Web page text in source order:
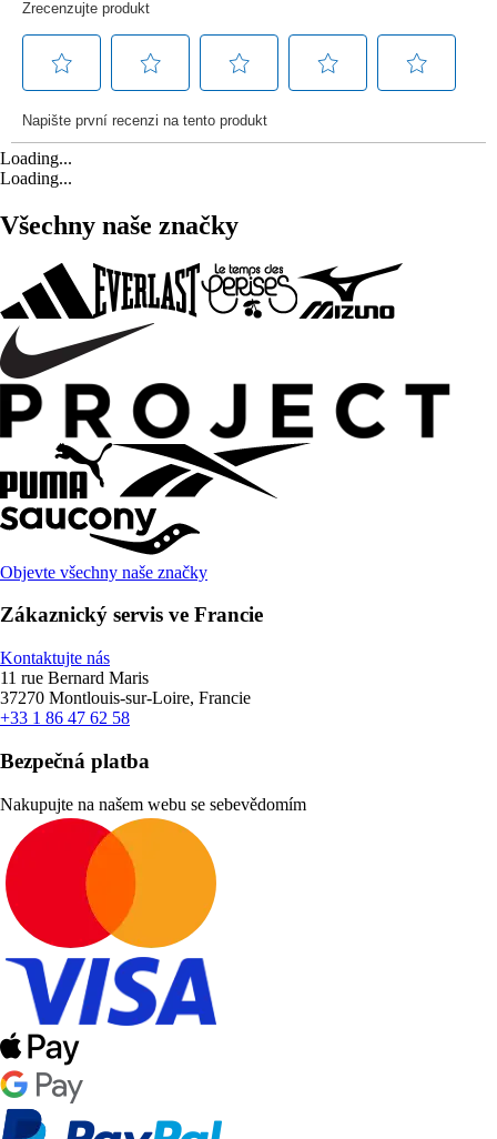
Loading...
Loading...
Všechny naše značky
Objevte všechny naše značky
Zákaznický servis ve Francie
Kontaktujte nás
11 rue Bernard Maris
37270 Montlouis-sur-Loire, Francie
+33 1 86 47 62 58
Bezpečná platba
Nakupujte na našem webu se sebevědomím